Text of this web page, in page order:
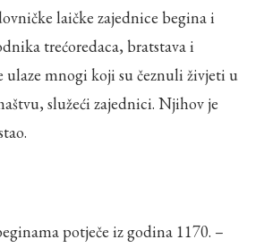
laičke zajednice begina i
trećoredaca, bratstava i
ulaze mnogi koji su čeznuli živjeti u
služeći zajednici. Njihov je
potječe iz godina 1170. –